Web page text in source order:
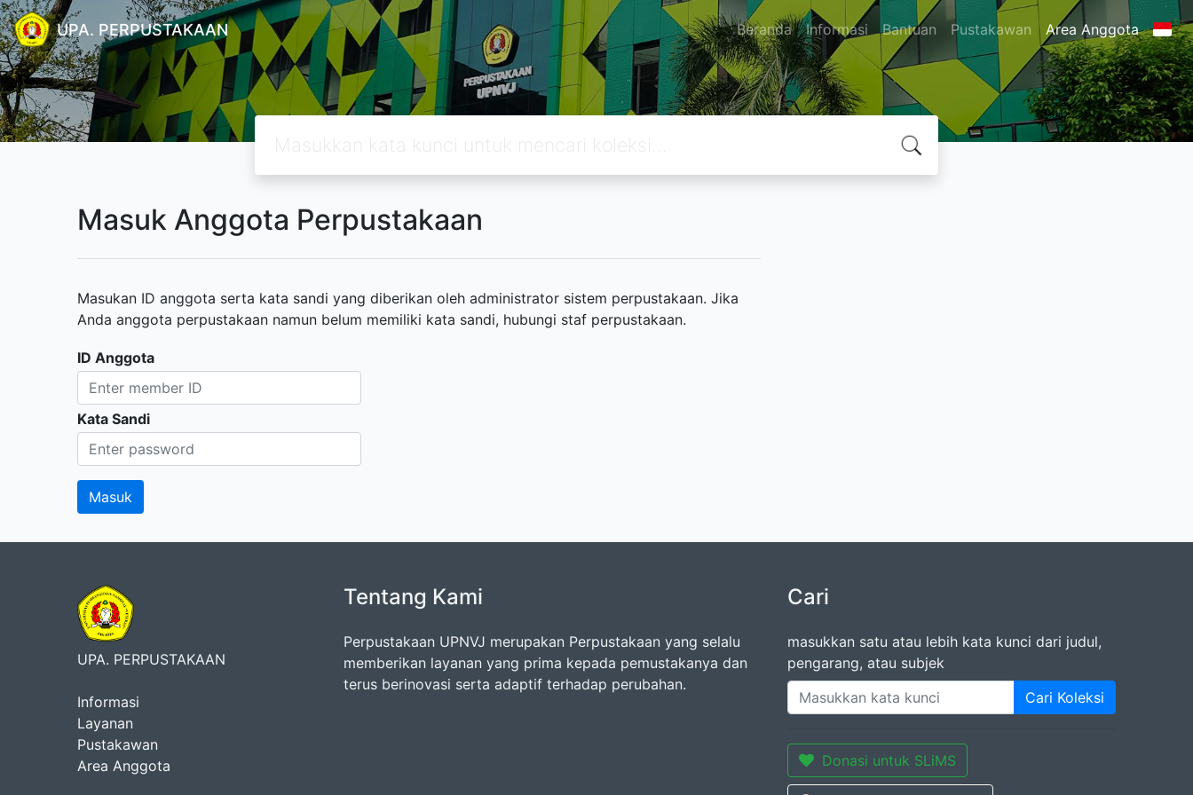
UPA. PERPUSTAKAAN Beranda Informasi Bantuan Pustakawan Area Anggota
Masuk Anggota Perpustakaan
Masukan ID anggota serta kata sandi yang diberikan oleh administrator sistem perpustakaan. Jika
Anda anggota perpustakaan namun belum memiliki kata sandi, hubungi staf perpustakaan.
ID Anggota
Kata Sandi
UPA. PERPUSTAKAAN
Informasi
Layanan
Pustakawan
Area Anggota
Tentang Kami
Perpustakaan UPNVJ merupakan Perpustakaan yang selalu
memberikan layanan yang prima kepada pemustakanya dan
terus berinovasi serta adaptif terhadap perubahan.
Cari
masukkan satu atau lebih kata kunci dari judul,
pengarang, atau subjek
Cari Koleksi
Donasi untuk SLiMS